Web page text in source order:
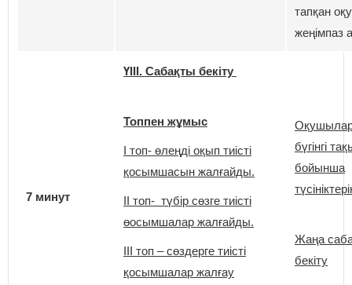
тапқан
жеңімпаз
7 минут
ҮІІІ. Сабақты бекіту
Топпен жұмыс
І топ- өлеңді оқып тиісті
қосымшасын жалғайды.
ІІ топ- түбір сөзге тиісті
өосымшалар жалғайды.
ІІІ топ – сөздерге тиісті
қосымшалар жалғау
бүгінгі
бойынша
Жаңа
бекіту